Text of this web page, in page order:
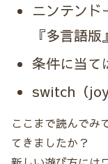
ニンテンド
『多言語
条件に当て
switch（
ここまで読んでみ
てきましたか？